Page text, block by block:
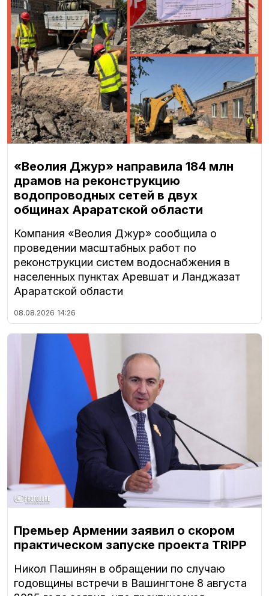
«Веолия Джур» направила 184 млн
драмов на реконструкцию
водопроводных сетей в двух
общинах Араратской области
Компания «Веолия Джур» сообщила о
проведении масштабных работ по
реконструкции систем водоснабжения в
населенных пунктах Аревшат и Ланджазат
Араратской области
08.08.2026 14:26
Премьер Армении заявил о скором
практическом запуске проекта TRIPP
Никол Пашинян в обращении по случаю
годовщины встречи в Вашингтоне 8 августа